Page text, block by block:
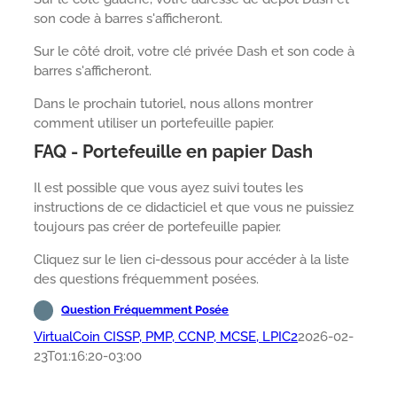
son code à barres s'afficheront.
Sur le côté droit, votre clé privée Dash et son code à
barres s'afficheront.
Dans le prochain tutoriel, nous allons montrer
comment utiliser un portefeuille papier.
FAQ - Portefeuille en papier Dash
Il est possible que vous ayez suivi toutes les
instructions de ce didacticiel et que vous ne puissiez
toujours pas créer de portefeuille papier.
Cliquez sur le lien ci-dessous pour accéder à la liste
des questions fréquemment posées.
Question Fréquemment Posée
VirtualCoin CISSP, PMP, CCNP, MCSE, LPIC22026-02-
23T01:16:20-03:00